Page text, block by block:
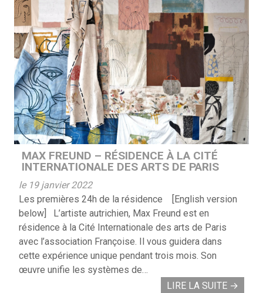
MAX FREUND – RÉSIDENCE À LA CITÉ
INTERNATIONALE DES ARTS DE PARIS
le 19 janvier 2022
Les premières 24h de la résidence [English version
below] L’artiste autrichien, Max Freund est en
résidence à la Cité Internationale des arts de Paris
avec l’association Françoise. Il vous guidera dans
cette expérience unique pendant trois mois. Son
œuvre unifie les systèmes de…
LIRE LA SUITE →